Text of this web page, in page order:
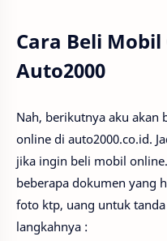
Cara Beli
Auto2000
Nah, berikutnya aku akan
online di auto2000.co.id.
jika ingin beli mobil
beberapa dokumen yang
foto ktp, uang untuk
langkahnya :